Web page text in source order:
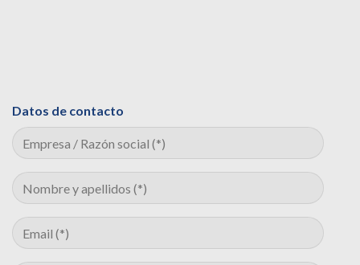
Datos de contacto